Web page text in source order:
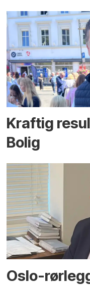
Kraftig
Bolig
Oslo-